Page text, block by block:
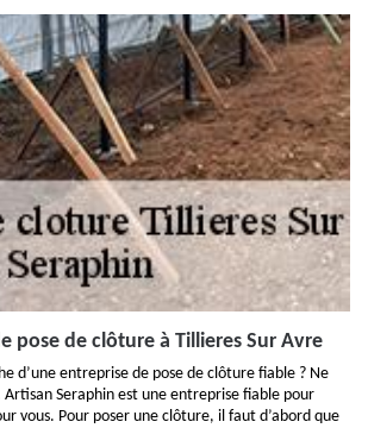
pose de clôture à Tillieres Sur Avre
d’une entreprise de pose de clôture fiable ? Ne
Artisan Seraphin est une entreprise fiable pour
vous. Pour poser une clôture, il faut d’abord que